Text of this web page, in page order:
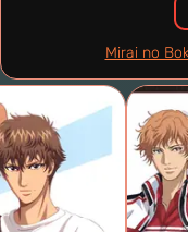
Mirai no